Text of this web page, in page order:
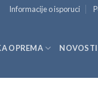
Informacije o isporuci
OPREMA NOVOSTI